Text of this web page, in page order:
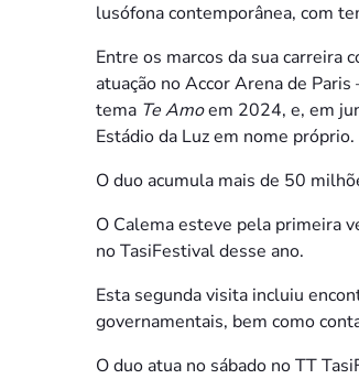
lusófona contemporânea, com
Entre os marcos da sua carreira
atuação no Accor Arena de
tema Te Amoem 2024, e, em
Estádio da Luz em nome próprio.
O duo acumula mais de 50
O Calema esteve pela primeira
no TasiFestival desse ano.
Esta segunda visita incluiu
governamentais, bem como
O duo atua no sábado no TT